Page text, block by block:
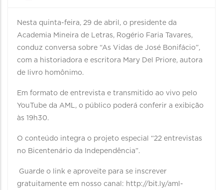
Nesta quinta-feira, 29 de abril, o presidente da
Academia Mineira de Letras, Rogério Faria Tavares,
conduz conversa sobre “As Vidas de José Bonifácio”,
com a historiadora e escritora Mary Del Priore, autora
de livro homônimo.
Em formato de entrevista e transmitido ao vivo pelo
YouTube da AML, o público poderá conferir a exibição
às 19h30.
O conteúdo integra o projeto especial “22 entrevistas
no Bicentenário da Independência”.
Guarde o link e aproveite para se inscrever
gratuitamente em nosso canal: http://bit.ly/aml-